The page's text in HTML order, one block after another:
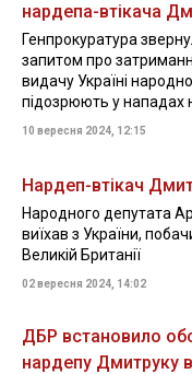
нардепа-втікача
Генпрокуратура
запитом про
видачу Україні
підозрюють у нападах
10 вересня 2024, 12:15
Нардеп-втікач
Народного депутата
виїхав з України,
Великій Британії
02 вересня 2024, 14:02
ДБР встановило
нардепу Дмитруку